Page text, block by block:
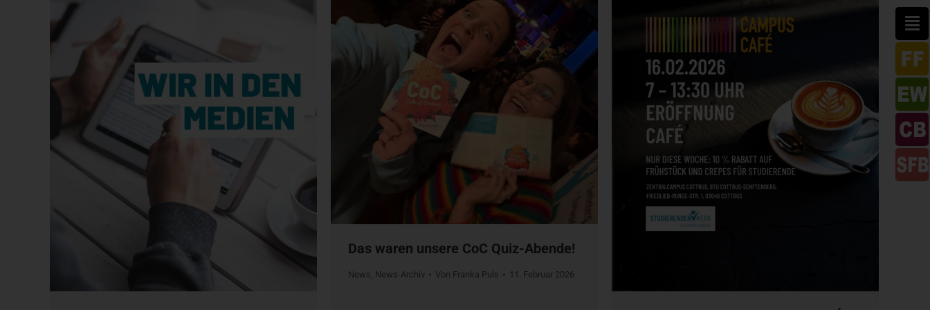
Das waren unsere CoC Quiz-Abende!
News, News-Archiv Von Franka Puls 11. Februar 2026